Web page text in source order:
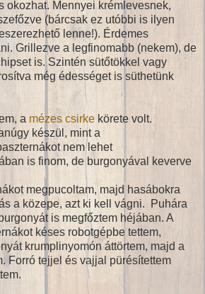
okozhat. Mennyei krémlevesnek,
(bárcsak ez utóbbi is ilyen
lenne!). Érdemes
Grillezve a legfinomabb (nekem), de
is. Szintén sütőtökkel vagy
még édességet is süthetünk
a mézes csirke körete volt.
készül, mint a
nem lehet
is finom, de burgonyával keverve
megpucoltam, majd hasábokra
a közepe, azt ki kell vágni. Puhára
is megfőztem héjában. A
késes robotgépbe tettem,
krumplinyomón áttörtem, majd a
Forró tejjel és vajjal pürésítettem